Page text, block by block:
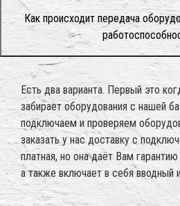
Как происходит передача
Есть два варианта. Первый это
забирает оборудования с нашей
подключаем и проверяем
заказать у нас доставку с
платная, но она даёт Вам
а также включает в себя вводный